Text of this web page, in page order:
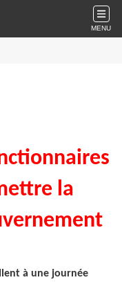
MENU
la
à une journée